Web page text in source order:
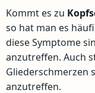
Kommt es zu
so hat man es
diese Symptome
anzutreffen. Auch
Gliederschmerzen
anzutreffen.